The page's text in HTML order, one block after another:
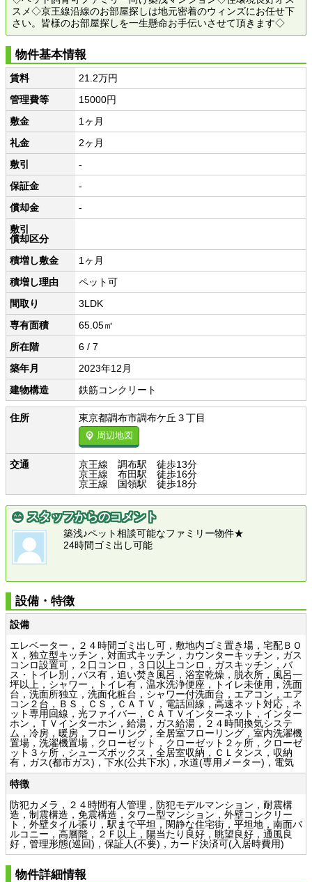
スメ◇京王線沿線のお部屋探しは地元密着のウィンズにお任せ下
さい。皆様のお部屋探しを一生懸命お手伝いさせて頂きます◇
物件基本情報
賃料
21.2万円
管理費等
15000円
敷金
1ヶ月
礼金
2ヶ月
敷引
-
保証金
-
償却金
-
敷引
償却区分
積増し敷金
1ヶ月
積増し理由
ペット可
間取り
3LDK
専有面積
65.05㎡
所在階
6 / 7
築年月
2023年12月
建物構造
鉄筋コンクリート
住所 東京都調布市調布ケ丘３丁目
周辺地図
交通
京王線 調布駅 徒歩13分
京王線 布田駅 徒歩16分
京王線 国領駅 徒歩18分
スタッフからのコメント
築浅♪ペット相談可能なファミリー物件★
24時間ゴミ出し可能
設備・特徴
設備
エレベーター，２４時間ゴミ出し可，敷地内ゴミ置き場，宅配ＢＯ
Ｘ，独立型キッチン，対面式キッチン，カウンターキッチン，ガス
コンロ設置可，２口コンロ，３口以上コンロ，ガスキッチン，バ
ス・トイレ別，バス有，追い焚き風呂，浴室乾燥，脱衣所，風呂一
坪以上，シャワー，トイレ有，温水洗浄便座，トイレ未使用，洗面
台，洗面所独立，洗面化粧台，シャワー付洗面台，エアコン，エア
コン２台，ＢＳ，ＣＳ，ＣＡＴＶ，電話回線，高速ネット対応，ネ
ット専用回線，光ファイバー，ＣＡＴＶインターネット，インター
ホン，ＴＶインターホン，給湯，ガス給湯，２４時間換気システ
ム，冷房，暖房，フローリング，全居室フローリング，室内洗濯機
置場，洗濯機置場，クローゼット，クローゼット２ヶ所，クローゼ
ット３ヶ所，シューズボックス，全居室収納，ＣＬタンス，収納
有，ガス(都市ガス)，下水(公共下水)，水道(専用メーター)，電気
特徴
防犯カメラ，２４時間有人管理，防犯モデルマンション，耐震構
造，制震構造，免震構造，タワー型マンション，外壁コンクリー
ト，外壁タイル張り，駅まで平坦，閑静な住宅街，平坦地，南面バ
ルコニー，高層階，２Ｆ以上，陽当たり良好，眺望良好，通風良
好，管理形態(巡回)，保証人(不要)，カード決済可(入居時費用)
物件詳細情報